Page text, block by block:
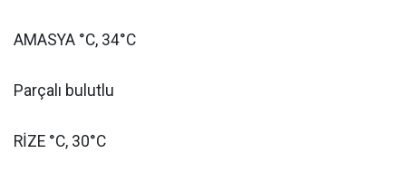
AMASYA °C, 34°C
Parçalı bulutlu
RİZE °C, 30°C